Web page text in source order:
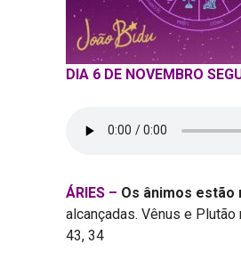
DIA 6 DE NOVEMBRO
ÁRIES – Os ânimos estão
alcançadas. Vênus e
43, 34